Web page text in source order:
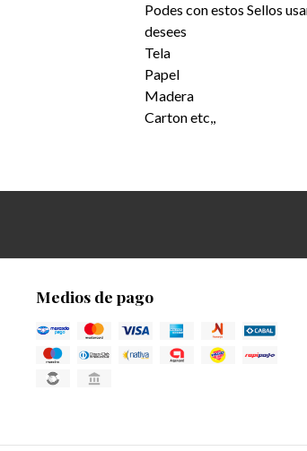
Podes con estos Sellos
desees
Tela
Papel
Madera
Carton etc,,
Medios de pago